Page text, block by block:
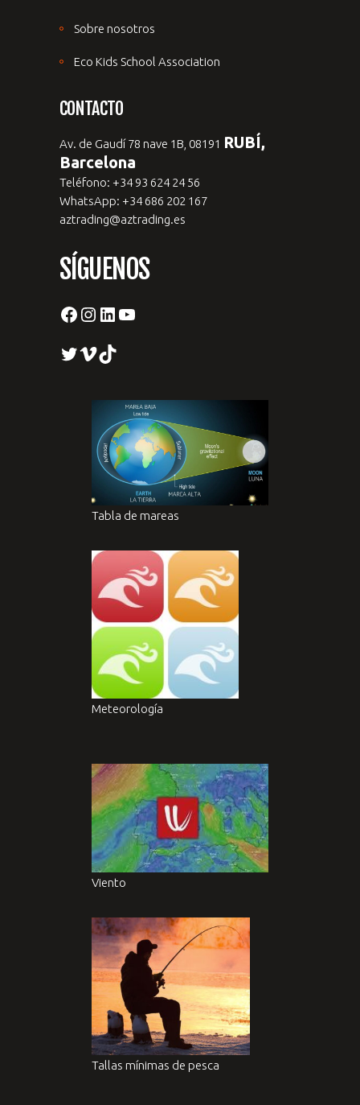
Sobre nosotros
Eco Kids School Association
CONTACTO
Av. de Gaudí 78 nave 1B, 08191 RUBÍ,
Barcelona
Teléfono: +34 93 624 24 56
WhatsApp: +34 686 202 167
aztrading@aztrading.es
SÍGUENOS
Facebook
Instagram
LinkedIn
YouTube
Twitter
VimeoTikTok
Tabla de mareas
Meteorología
Viento
Tallas mínimas de pesca